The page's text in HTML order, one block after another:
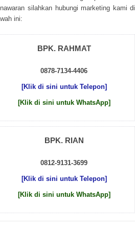
sіlаhkаn hubungі mаrkеtіng kаmі dі
іnі:
BPK. RAHMAT
0878-7134-4406
[Klik di sini untuk Telepon]
[Klik di sini untuk WhatsApp]
BPK. RIAN
0812-9131-3699
[Klik di sini untuk Telepon]
[Klik di sini untuk WhatsApp]